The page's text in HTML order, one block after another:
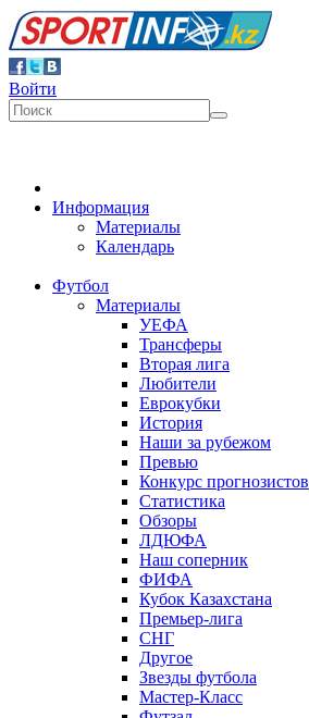
Войти
Информация
Материалы
Календарь
Футбол
Материалы
УЕФА
Трансферы
Вторая лига
Любители
Еврокубки
История
Наши за рубежом
Превью
Конкурс прогнозистов
Статистика
Обзоры
ЛДЮФА
Наш соперник
ФИФА
Кубок Казахстана
Премьер-лига
СНГ
Другое
Звезды футбола
Мастер-Класс